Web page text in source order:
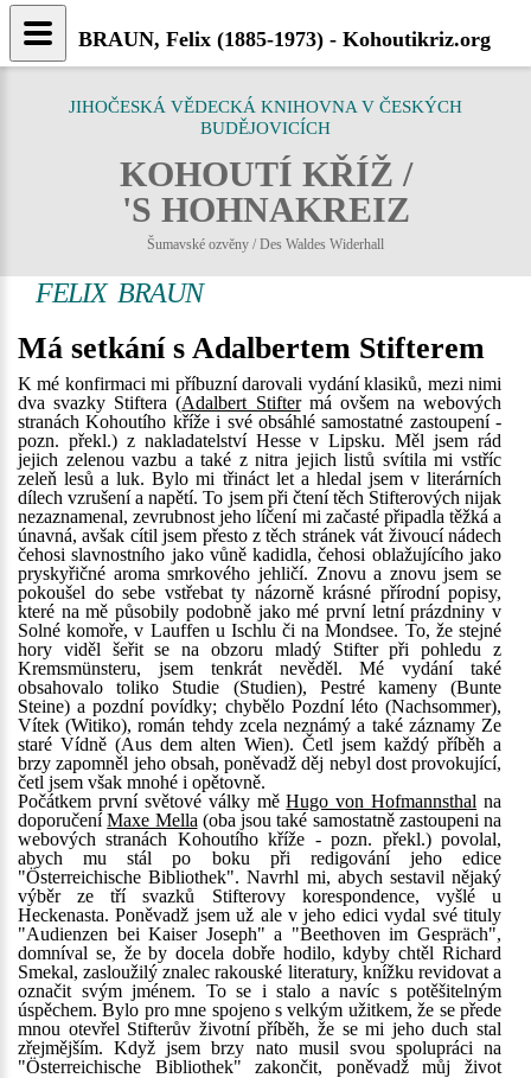
JIHOČESKÁ VĚDECKÁ KNIHOVNA V ČESKÝCH
BUDĚJOVICÍCH
KOHOUTÍ KŘÍŽ /
'S HOHNAKREIZ
Šumavské ozvěny / Des Waldes Widerhall
FELIX BRAUN
Má setkání s Adalbertem Stifterem
K mé konfirmaci mi příbuzní darovali vydání klasiků, mezi nimi
dva svazky Stiftera (Adalbert Stiftermá ovšem na webových
stranách Kohoutího kříže i své obsáhlé samostatné zastoupení -
pozn. překl.) z nakladatelství Hesse v Lipsku. Měl jsem rád
jejich zelenou vazbu a také z nitra jejich listů svítila mi vstříc
zeleň lesů a luk. Bylo mi třináct let a hledal jsem v literárních
dílech vzrušení a napětí. To jsem při čtení těch Stifterových nijak
nezaznamenal, zevrubnost jeho líčení mi začasté připadla těžká a
únavná, avšak cítil jsem přesto z těch stránek vát živoucí nádech
čehosi slavnostního jako vůně kadidla, čehosi oblažujícího jako
pryskyřičné aroma smrkového jehličí. Znovu a znovu jsem se
pokoušel do sebe vstřebat ty názorně krásné přírodní popisy,
které na mě působily podobně jako mé první letní prázdniny v
Solné komoře, v Lauffen u Ischlu či na Mondsee. To, že stejné
hory viděl šeřit se na obzoru mladý Stifter při pohledu z
Kremsmünsteru, jsem tenkrát nevěděl. Mé vydání také
obsahovalo toliko Studie (Studien), Pestré kameny (Bunte
Steine) a pozdní povídky; chybělo Pozdní léto (Nachsommer),
Vítek (Witiko), román tehdy zcela neznámý a také záznamy Ze
staré Vídně (Aus dem alten Wien). Četl jsem každý příběh a
brzy zapomněl jeho obsah, poněvadž děj nebyl dost provokující,
četl jsem však mnohé i opětovně.
Počátkem první světové války měHugo von Hofmannsthal na
doporučeníMaxe Mella (oba jsou také samostatně zastoupeni na
webových stranách Kohoutího kříže - pozn. překl.) povolal,
abych mu stál po boku při redigování jeho edice
"Österreichische Bibliothek". Navrhl mi, abych sestavil nějaký
výběr ze tří svazků Stifterovy korespondence, vyšlé u
Heckenasta. Poněvadž jsem už ale v jeho edici vydal své tituly
"Audienzen bei Kaiser Joseph" a "Beethoven im Gespräch",
domníval se, že by docela dobře hodilo, kdyby chtěl Richard
Smekal, zasloužilý znalec rakouské literatury, knížku revidovat a
označit svým jménem. To se i stalo a navíc s potěšitelným
úspěchem. Bylo pro mne spojeno s velkým užitkem, že se přede
mnou otevřel Stifterův životní příběh, že se mi jeho duch stal
zřejmějším. Když jsem brzy nato musil svou spolupráci na
"Österreichische Bibliothek" zakončit, poněvadž můj život
BRAUN, Felix (1885-1973) - Kohoutikriz.org